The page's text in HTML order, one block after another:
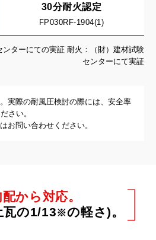
30分耐火認定
FP030RF-1904(1)
ターにての実証 耐火：（財）建材試験
センターにて実証
実際の耐風圧検討の際には、安全率
さい。
お問い合わせください。
から対応。
瓦の1/13※の軽さ)。